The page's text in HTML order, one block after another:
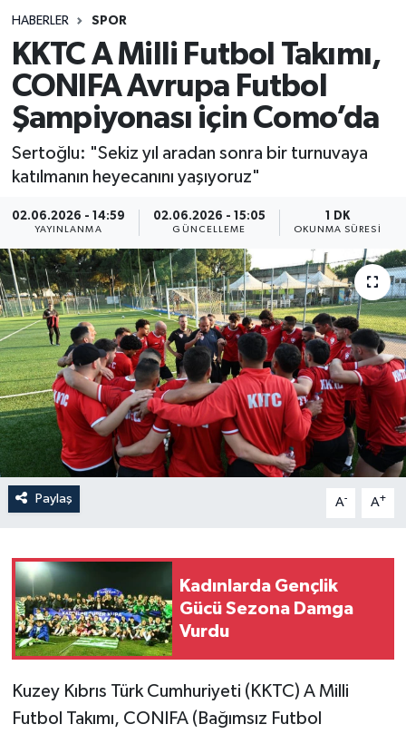
HABERLER SPOR
KKTC A Milli Futbol Takımı,
CONIFA Avrupa Futbol
Şampiyonası için Como’da
Sertoğlu: "Sekiz yıl aradan sonra bir turnuvaya
katılmanın heyecanını yaşıyoruz"
02.06.2026 - 14:59
YAYINLANMA
02.06.2026 - 15:05
GÜNCELLEME
1 DK
OKUNMA SÜRESI
Paylaş A- A+
Kadınlarda Gençlik
Gücü Sezona Damga
Vurdu
Kuzey Kıbrıs Türk Cumhuriyeti (KKTC) A Milli
Futbol Takımı, CONIFA (Bağımsız Futbol